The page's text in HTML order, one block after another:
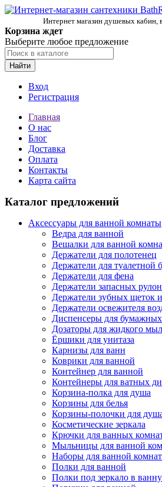
Интернет магазин душевых кабин,
Корзина ждет
Выберите любое предложение
Найти
Вход
Регистрация
Главная
О нас
Блог
Доставка
Оплата
Контакты
Карта сайта
Каталог предложений
Аксессуары для ванной комнаты
Ведра для ванной
Вешалки для ванной
Держатели для полотенец
Держатели для туалетной
Держатели для фена
Держатели запасных
Держатели зубных щеток
Держатели освежителя
Диспенсеры для
Дозаторы для жидкого
Ёршики для унитаза
Карнизы для ванн
Коврики для ванной
Контейнер для ванной
Контейнеры для ватных
Корзина-полка для душа
Корзины для белья
Корзины-полочки для
Косметические зеркала
Крючки для ванных
Мыльницы для ванной
Наборы для ванной
Полки для ванной
Полки под зеркало в